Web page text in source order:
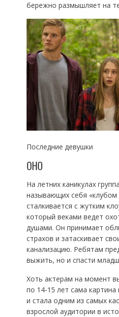
бережно размышляет на
Последние девушки
ОНО
На летних каникулах
называющих себя «клубом
сталкивается с жутким
который веками ведет
душами. Он принимает
страхов и затаскивает
канализацию. Ребятам
выжить, но и спасти
Хоть актерам на момент
по 14-15 лет сама картина
и стала одним из самых
взрослой аудитории в